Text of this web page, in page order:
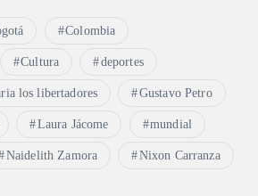
Colombia
Cultura deportes
los libertadores Gustavo Petro
Laura Jácome mundial
Naidelith Zamora Nixon Carranza